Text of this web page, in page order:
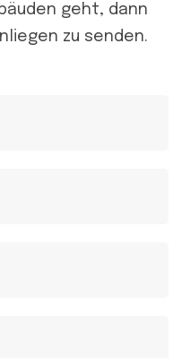
geht, dann
zu senden.